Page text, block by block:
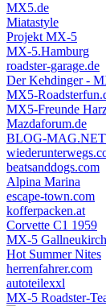
MX5.de
Miatastyle
Projekt MX-5
MX-5.Hamburg
roadster-garage.de
Der Kehdinger -
MX5-
MX5-Freunde
Mazdaforum.de
BLOG-MAG.NET
beatsanddogs.com
Alpina Marina
escape-town.com
kofferpacken.at
Corvette C1 1959
MX-5
Hot Summer Nites
herrenfahrer.com
autoteilexxl
MX-5 Roadster-